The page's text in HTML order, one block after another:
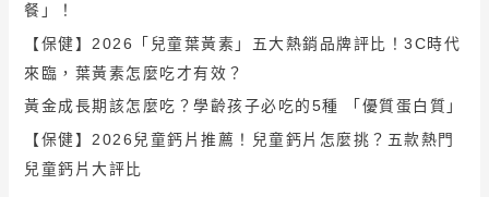
餐」！
【保健】2026「兒童葉黃素」五大熱銷品牌評比！3C時代
來臨，葉黃素怎麼吃才有效？
黃金成長期該怎麼吃？學齡孩子必吃的5種 「優質蛋白質」
【保健】2026兒童鈣片推薦！兒童鈣片怎麼挑？五款熱門
兒童鈣片大評比